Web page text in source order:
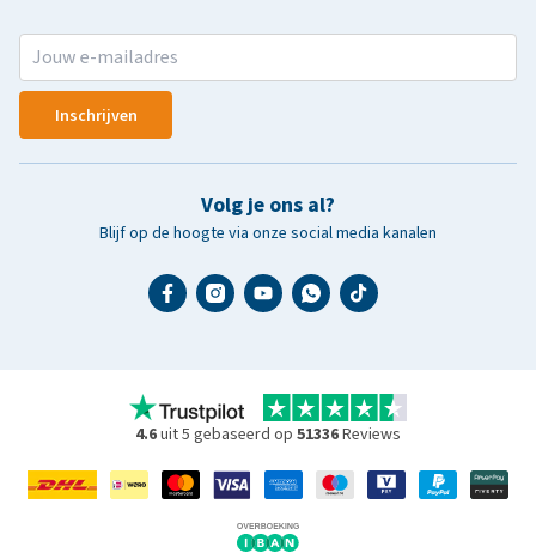
Inschrijven
Volg je ons al?
Blijf op de hoogte via onze social media kanalen
4.6uit 5 gebaseerd op 51336Reviews